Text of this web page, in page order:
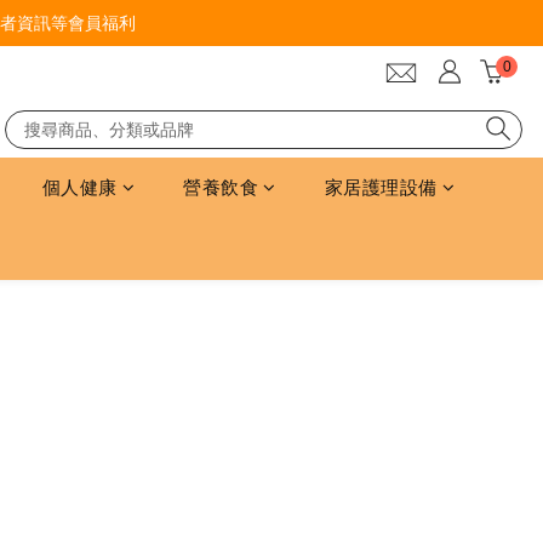
資訊等會員福利
個人健康 營養飲食 家居護理設備